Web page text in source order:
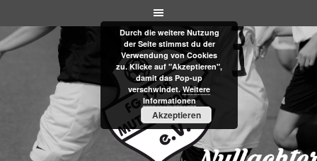
to
content
Durch die weitere Nutzung
der Seite stimmst du der
Verwendung von Cookies
zu. Klicke auf "Akzeptieren",
damit das Pop-up
verschwindet.Weitere
Informationen
Akzeptieren